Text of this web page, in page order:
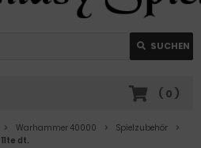
SUCHEN
( 0 )
Warhammer 40000
Spielzubehör
dt.